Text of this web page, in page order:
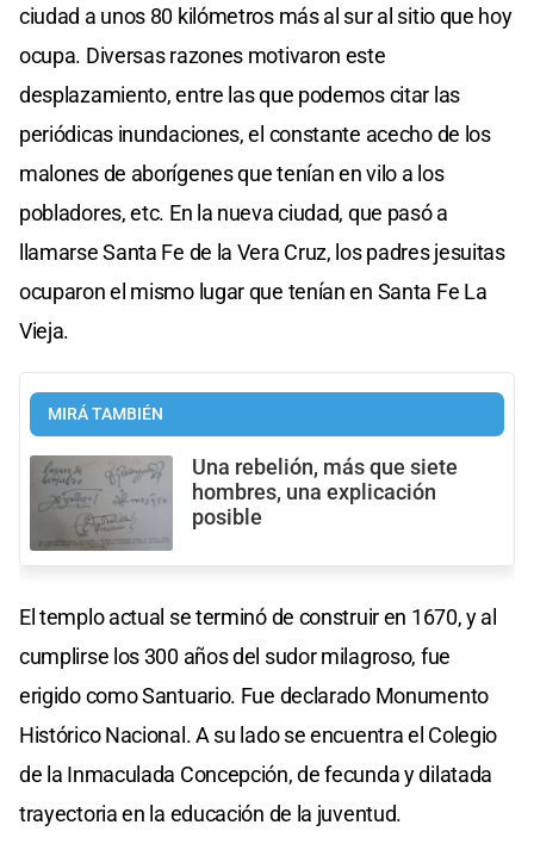
ciudad a unos 80 kilómetros más al sur al sitio que hoy
ocupa. Diversas razones motivaron este
desplazamiento, entre las que podemos citar las
periódicas inundaciones, el constante acecho de los
malones de aborígenes que tenían en vilo a los
pobladores, etc. En la nueva ciudad, que pasó a
llamarse Santa Fe de la Vera Cruz, los padres jesuitas
ocuparon el mismo lugar que tenían en Santa Fe La
Vieja.
MIRÁ TAMBIÉN
Una rebelión, más que siete
hombres, una explicación
posible
El templo actual se terminó de construir en 1670, y al
cumplirse los 300 años del sudor milagroso, fue
erigido como Santuario. Fue declarado Monumento
Histórico Nacional. A su lado se encuentra el Colegio
de la Inmaculada Concepción, de fecunda y dilatada
trayectoria en la educación de la juventud.